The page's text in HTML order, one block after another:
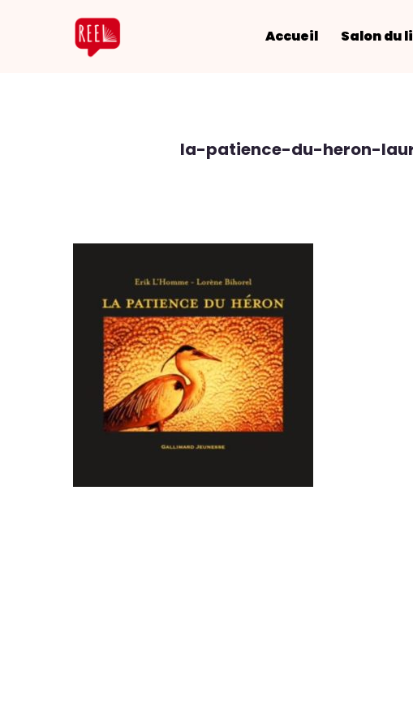
Accueil Salon du
la-patience-du-heron-